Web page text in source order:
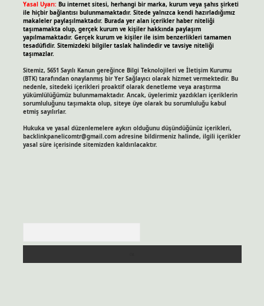
Yasal Uyarı: Bu internet sitesi, herhangi bir marka, kurum veya şahıs şirketi
ile hiçbir bağlantısı bulunmamaktadır. Sitede yalnızca kendi hazırladığımız
makaleler paylaşılmaktadır. Burada yer alan içerikler haber niteliği
taşımamakta olup, gerçek kurum ve kişiler hakkında paylaşım
yapılmamaktadır. Gerçek kurum ve kişiler ile isim benzerlikleri tamamen
tesadüfidir. Sitemizdeki bilgiler taslak halindedir ve tavsiye niteliği
taşımazlar.
Sitemiz, 5651 Sayılı Kanun gereğince Bilgi Teknolojileri ve İletişim Kurumu
(BTK) tarafından onaylanmış bir Yer Sağlayıcı olarak hizmet vermektedir. Bu
nedenle, sitedeki içerikleri proaktif olarak denetleme veya araştırma
yükümlülüğümüz bulunmamaktadır. Ancak, üyelerimiz yazdıkları içeriklerin
sorumluluğunu taşımakta olup, siteye üye olarak bu sorumluluğu kabul
etmiş sayılırlar.
Hukuka ve yasal düzenlemelere aykırı olduğunu düşündüğünüz içerikleri,
backlinkpanelicomtr@gmail.comadresine bildirmeniz halinde, ilgili içerikler
yasal süre içerisinde sitemizden kaldırılacaktır.